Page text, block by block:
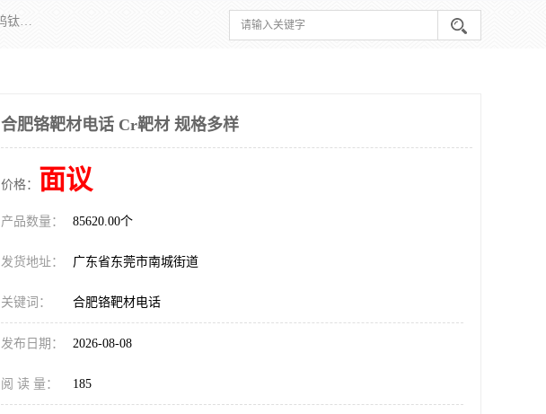
东莞市鼎伟新材料有限公司专业生产：镍钒合金靶、高纯铬靶、钛铝靶、铬铝靶、镍铬合金靶、钨钛合金靶材等；公司先后研发的蒸发材料、溅射靶材系列产品广泛应用到国内外众多知名电子、太阳能企业当中，以较高的性价比，成功发替代了国外进口产品，颇受用户好评。
合肥铬靶材电话 Cr靶材 规格多样
价格： 面议
产品数量： 85620.00个
发货地址： 广东省东莞市南城街道
关键词： 合肥铬靶材电话
发布日期： 2026-08-08
阅 读 量： 185